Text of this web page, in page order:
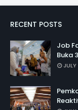
RECENT POSTS
Job
Buka